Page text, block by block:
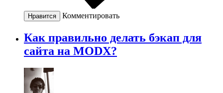
Нравится Комментировать
Как правильно делать бэкап для
сайта на MODX?